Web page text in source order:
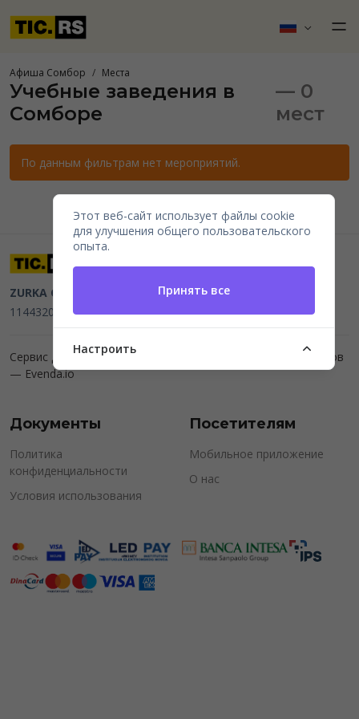
Афиша Сомбор Места
Учебные заведения в
Сомборе
— 0
мест
По данным фильтрам нет мероприятий.
ZURKA CE BITI DOO Beograd, Kraljice Natalije 11
114432064, MB 22023195,mail@tic.rs, +381 63 173 3142
Сервис для организаторов мероприятий и продажи билетов
— Evenda.io
Документы
Политика
конфиденциальности
Условия использования
Посетителям
Мобильное приложение
О нас
Этот веб-сайт использует файлы cookie
для улучшения общего пользовательского
опыта.
Принять все
Настроить